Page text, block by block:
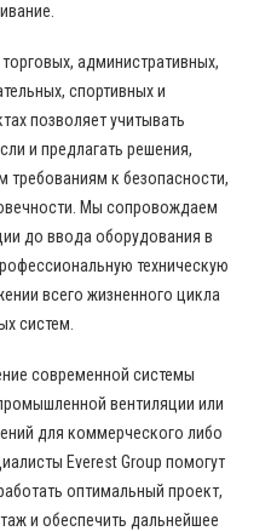
административных,
спортивных и
позволяет учитывать
и предлагать решения,
к безопасности,
Мы сопровождаем
до ввода оборудования в
техническую
всего жизненного цикла
систем.
современной системы
вентиляции или
для коммерческого либо
Everest Group помогут
оптимальный проект,
и обеспечить дальнейшее